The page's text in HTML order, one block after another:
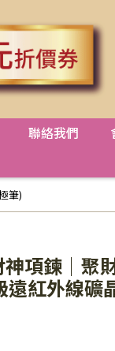
聯絡我們
筆)
神項鍊｜聚
遠紅外線礦